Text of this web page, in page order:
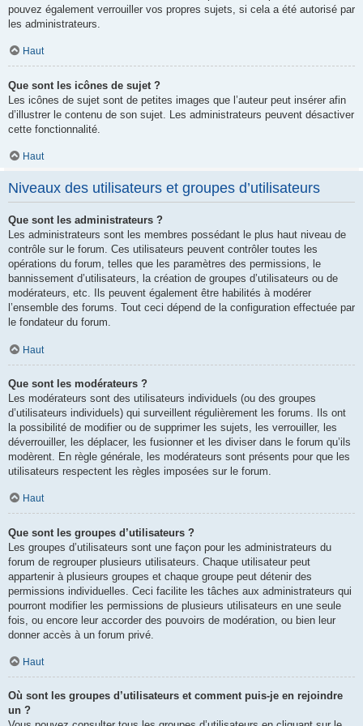
pouvez également verrouiller vos propres sujets, si cela a été autorisé par
les administrateurs.
Haut
Que sont les icônes de sujet ?
Les icônes de sujet sont de petites images que l’auteur peut insérer afin
d’illustrer le contenu de son sujet. Les administrateurs peuvent désactiver
cette fonctionnalité.
Haut
Niveaux des utilisateurs et groupes d’utilisateurs
Que sont les administrateurs ?
Les administrateurs sont les membres possédant le plus haut niveau de
contrôle sur le forum. Ces utilisateurs peuvent contrôler toutes les
opérations du forum, telles que les paramètres des permissions, le
bannissement d’utilisateurs, la création de groupes d’utilisateurs ou de
modérateurs, etc. Ils peuvent également être habilités à modérer
l’ensemble des forums. Tout ceci dépend de la configuration effectuée par
le fondateur du forum.
Haut
Que sont les modérateurs ?
Les modérateurs sont des utilisateurs individuels (ou des groupes
d’utilisateurs individuels) qui surveillent régulièrement les forums. Ils ont
la possibilité de modifier ou de supprimer les sujets, les verrouiller, les
déverrouiller, les déplacer, les fusionner et les diviser dans le forum qu’ils
modèrent. En règle générale, les modérateurs sont présents pour que les
utilisateurs respectent les règles imposées sur le forum.
Haut
Que sont les groupes d’utilisateurs ?
Les groupes d’utilisateurs sont une façon pour les administrateurs du
forum de regrouper plusieurs utilisateurs. Chaque utilisateur peut
appartenir à plusieurs groupes et chaque groupe peut détenir des
permissions individuelles. Ceci facilite les tâches aux administrateurs qui
pourront modifier les permissions de plusieurs utilisateurs en une seule
fois, ou encore leur accorder des pouvoirs de modération, ou bien leur
donner accès à un forum privé.
Haut
Où sont les groupes d’utilisateurs et comment puis-je en rejoindre
un ?